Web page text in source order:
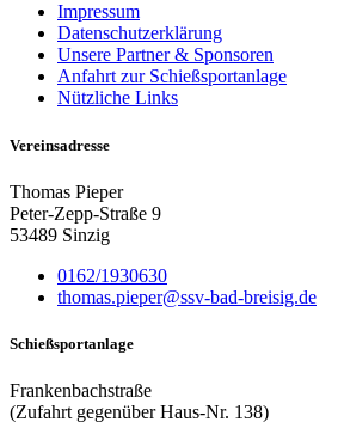
Impressum
Datenschutzerklärung
Unsere Partner & Sponsoren
Anfahrt zur Schießsportanlage
Nützliche Links
Vereinsadresse
Thomas Pieper
Peter-Zepp-Straße 9
53489 Sinzig
0162/1930630
thomas.pieper@ssv-bad-breisig.de
Schießsportanlage
Frankenbachstraße
(Zufahrt gegenüber Haus-Nr. 138)